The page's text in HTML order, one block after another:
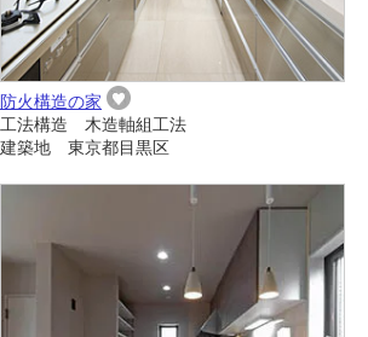
防火構造の家
工法構造 木造軸組工法
建築地 東京都目黒区